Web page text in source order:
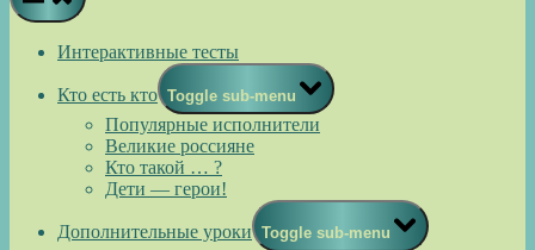
Интерактивные тесты
Кто есть кто Toggle sub-menu
Популярные исполнители
Великие россияне
Кто такой … ?
Дети — герои!
Дополнительные уроки Toggle sub-menu